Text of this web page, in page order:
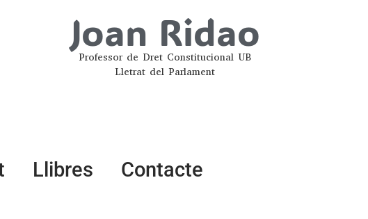
Joan Ridao
Professor de Dret Constitucional UB
Lletrat del Parlament
Llibres Contacte